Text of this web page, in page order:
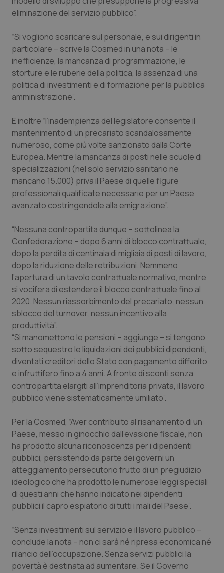
Lazio
Liguria
Lombardia
Marche
Molise
Piemonte
Provincia Autonoma di Bolzano
Provincia Autonoma di Trento
Sardegna
Sicilia
Toscana
Umbria
Valle D’Aosta
Veneto
Diabete & glucometri
Disturbi dell’umore
Dolore
Donna & Salute
Epatiti
HIV
Infezioni & Febbre
Ipertensione & Scompenso
Malattia di Crohn & Rettocolite Ulcerosa
Neuroscienze & patologie neurodegenerative
Obesità
Oftalmologia
Oncodermatologia
Oncoematologia
Oncologia & Nutrizione
Psoriasi & pelle
Quotidiano Cardiologia
Quotidiano Chirurgia
Quotidiano Oncologia
Quotidiano Pediatria
Rene & patologie urogenitali
eliminazione del servizio pubblico”.
“Si vogliono scaricare sul personale, e sui dirigenti in
particolare – scrive la Cosmed in una nota – le
inefficienze, la mancanza di programmazione, le
storture e le ruberie della politica, la assenza di una
politica di investimenti e di formazione per la pubblica
amministrazione”.
E inoltre “l’inadempienza del legislatore consente il
mantenimento di un precariato scandalosamente
numeroso, come più volte sanzionato dalla Corte
Europea. Mentre la mancanza di posti nelle scuole di
specializzazioni (nel solo servizio sanitario ne
mancano 15.000) priva il Paese di quelle figure
professionali qualificate necessarie per un Paese
avanzato costringendole alla emigrazione”.
“Nessuna contropartita dunque – sottolinea la
Confederazione – dopo 6 anni di blocco contrattuale,
dopo la perdita di centinaia di migliaia di posti di lavoro,
dopo la riduzione delle retribuzioni. Nemmeno
l’apertura di un tavolo contrattuale normativo, mentre
si vocifera di estendere il blocco contrattuale fino al
2020. Nessun riassorbimento del precariato, nessun
sblocco del turnover, nessun incentivo alla
produttività”.
“Si manomettono le pensioni – aggiunge – si tengono
sotto sequestro le liquidazioni dei pubblici dipendenti,
diventati creditori dello Stato con pagamento differito
e infruttifero fino a 4 anni. A fronte di sconti senza
contropartita elargiti all’imprenditoria privata, il lavoro
pubblico viene sistematicamente umiliato”.
Per la Cosmed, “Aver contribuito al risanamento di un
Paese, messo in ginocchio dall’evasione fiscale, non
ha prodotto alcuna riconoscenza per i dipendenti
pubblici, persistendo da parte dei governi un
atteggiamento persecutorio frutto di un pregiudizio
ideologico che ha prodotto le numerose leggi speciali
di questi anni che hanno indicato nei dipendenti
pubblici il capro espiatorio di tutti i mali del Paese”.
“Senza investimenti sul servizio e il lavoro pubblico –
conclude la nota – non ci sarà né ripresa economica né
rilancio dell’occupazione. Senza servizi pubblici la
povertà è destinata ad aumentare. Se il Governo